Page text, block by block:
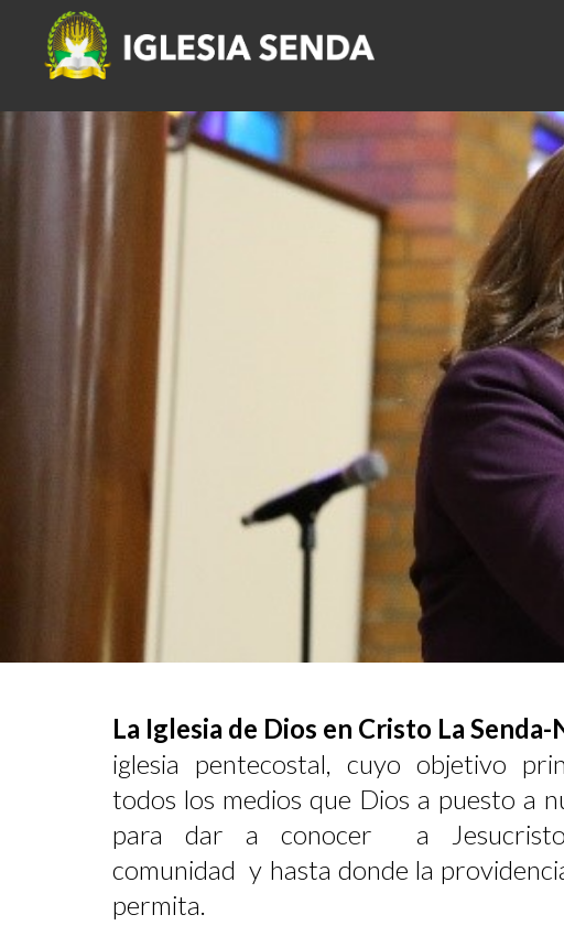
La Iglesia de Dios en Cristo La Senda-
iglesia pentecostal, cuyo objetivo
todos los medios que Dios a puesto a
para dar a conocer a
comunidad y hasta donde la
permita.